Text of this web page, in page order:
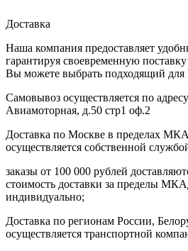
Доставка
Наша компания предоставляет
гарантируя своевременную
Вы можете выбрать подходящий для
Самовывоз осуществляется по
Авиамоторная, д.50 стр1 оф.2
Доставка по Москве в пределах
осуществляется собственной
заказы от 100 000 рублей
cтоимость доставки за пределы
индивидуально;
Доставка по регионам России,
осуществляется транспортной